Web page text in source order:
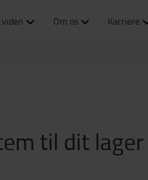
Om os Karriere
til dit lager